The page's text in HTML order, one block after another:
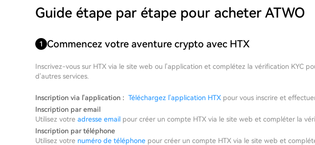
Guide étape par étape pour acheter ATWO
1 Commencez votre aventure crypto avec HTX
Inscrivez-vous sur HTX via le site web ou l'application et complétez la vérification KYC
d'autres services.
Inscription via l'application : Téléchargez l'application HTX pour vous inscrire et
Inscription par email
Utilisez votre adresse email pour créer un compte HTX via le site web et compléter la
Inscription par téléphone
Utilisez votre numéro de téléphone pour créer un compte HTX via le site web et